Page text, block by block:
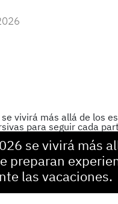
se vivirá más
preparan
las vacaciones.